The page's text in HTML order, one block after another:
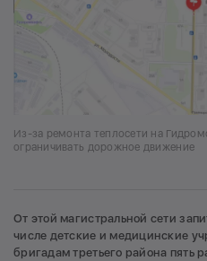
Из-за ремонта теплосети на
ограничивать дорожное движение
От этой магистральной сети
числе детские и медицинские
бригадам третьего района пять